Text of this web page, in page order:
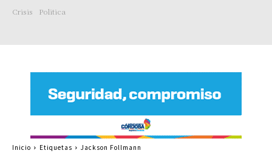
Crisis
Politica
Inicio Etiquetas Jackson Follmann